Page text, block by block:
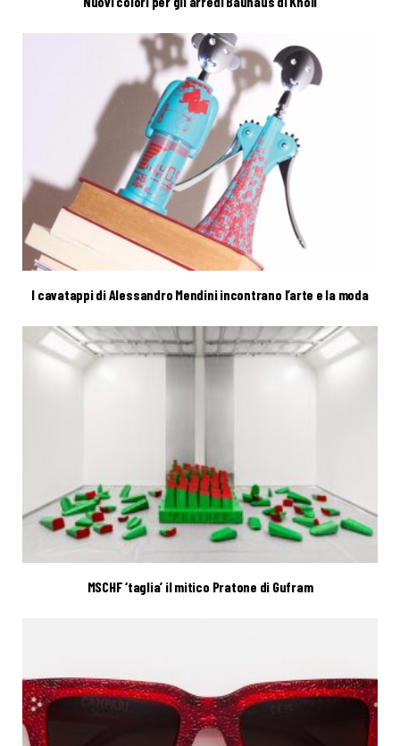
I cavatappi di Alessandro Mendini incontrano l’arte e la moda
MSCHF ‘taglia’ il mitico Pratone di Gufram